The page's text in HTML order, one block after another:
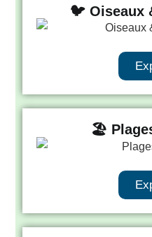
🐦 Oiseaux
🏖️